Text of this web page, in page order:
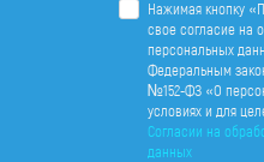
Нажимая кнопку
свое согласие на
персональных
Федеральным
№152-ФЗ «О
условиях и для
Согласии на
данных